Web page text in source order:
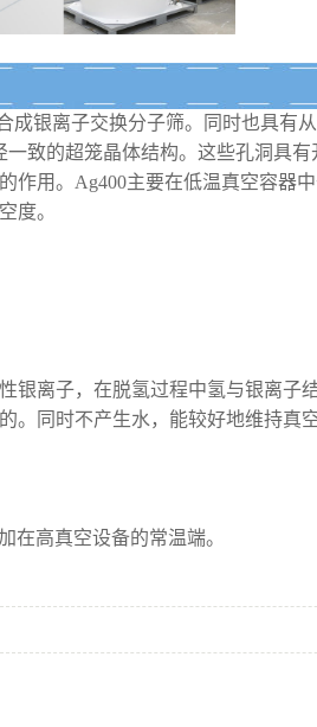
成银离子交换分子筛。同时也具有
致的超笼晶体结构。这些孔洞具有
作用。Ag400主要在低温真空容器
度。
离子，在脱氢过程中氢与银离子
。同时不产生水，能较好地维持真空
高真空设备的常温端。